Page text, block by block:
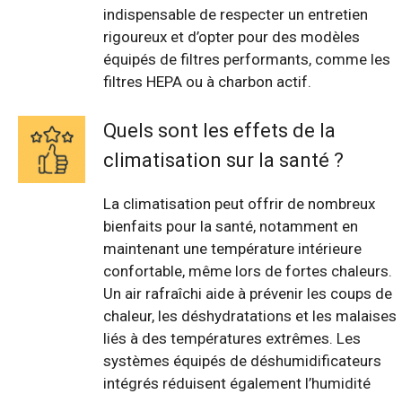
indispensable de respecter un entretien
rigoureux et d’opter pour des modèles
équipés de filtres performants, comme les
filtres HEPA ou à charbon actif.
Quels sont les effets de la
climatisation sur la santé ?
La climatisation peut offrir de nombreux
bienfaits pour la santé, notamment en
maintenant une température intérieure
confortable, même lors de fortes chaleurs.
Un air rafraîchi aide à prévenir les coups de
chaleur, les déshydratations et les malaises
liés à des températures extrêmes. Les
systèmes équipés de déshumidificateurs
intégrés réduisent également l’humidité